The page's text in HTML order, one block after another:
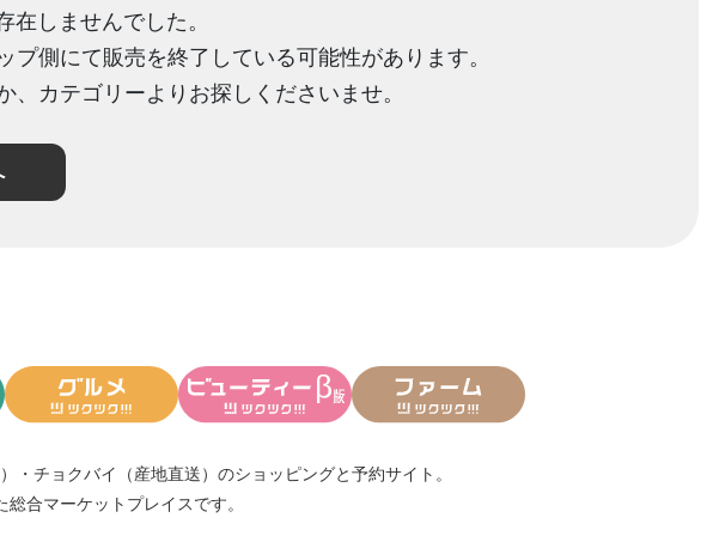
しませんでした。
側にて販売を終了している可能性があります。
カテゴリーよりお探しくださいませ。
・ チョクバイ（産地直送） のショッピングと予約サイト。
総合マーケットプレイスです。